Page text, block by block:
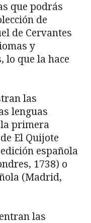
que podrás
de
de Cervantes
y
lo que la hace
las
lenguas
primera
El Quijote
española
1738) o
(Madrid,
las